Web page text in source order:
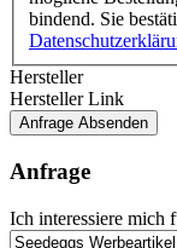
bindend. Sie
Hersteller
Ihre
noch
Link
Hersteller Link
Anfrage Absenden
Anfrage
Ich interessiere mich